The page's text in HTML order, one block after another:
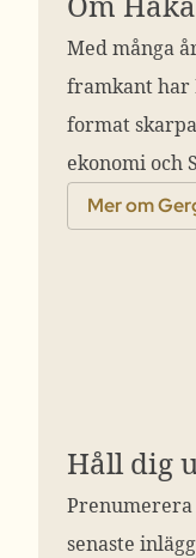
Med många
framkant har
format
ekonomi och
Mer om
Håll dig
Prenumerera
senaste